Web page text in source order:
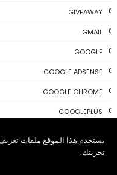
تجربتك.
GIVEAWAY
GMAIL
GOOGLE
GOOGLE ADSENSE
GOOGLE CHROME
GOOGLEPLUS
IDMAN